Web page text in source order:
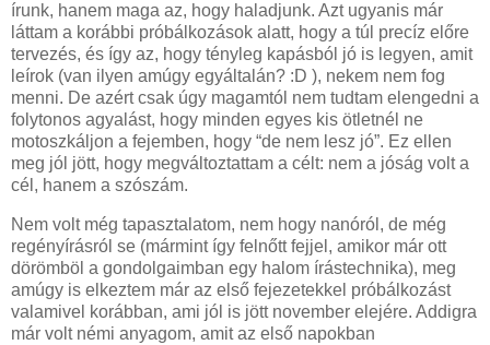
írunk, hanem maga az, hogy haladjunk. Azt ugyanis már
láttam a korábbi próbálkozások alatt, hogy a túl precíz előre
tervezés, és így az, hogy tényleg kapásból jó is legyen, amit
leírok (van ilyen amúgy egyáltalán? :D ), nekem nem fog
menni. De azért csak úgy magamtól nem tudtam elengedni a
folytonos agyalást, hogy minden egyes kis ötletnél ne
motoszkáljon a fejemben, hogy “de nem lesz jó”. Ez ellen
meg jól jött, hogy megváltoztattam a célt: nem a jóság volt a
cél, hanem a szószám.
Nem volt még tapasztalatom, nem hogy nanóról, de még
regényírásról se (mármint így felnőtt fejjel, amikor már ott
dörömböl a gondolgaimban egy halom írástechnika), meg
amúgy is elkeztem már az első fejezetekkel próbálkozást
valamivel korábban, ami jól is jött november elejére. Addigra
már volt némi anyagom, amit az első napokban